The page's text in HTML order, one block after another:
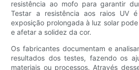
resistência ao mofo para garantir
Testar a resistência aos raios UV
exposição prolongada à luz solar
e afetar a solidez da cor.
Os fabricantes documentam e
resultados dos testes, fazendo os
materiais ou processos. Através